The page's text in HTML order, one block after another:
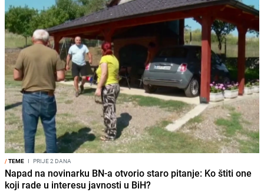
/TEME I PRIJE 2 DANA
Napad na novinarku BN-a otvorio staro pitanje: Ko štiti one
koji rade u interesu javnosti u BiH?